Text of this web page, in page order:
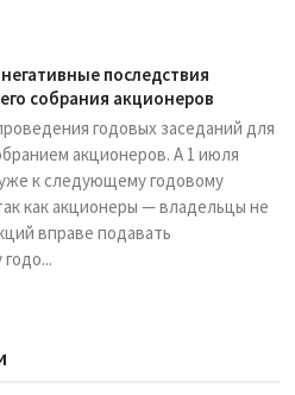
последствия
собрания акционеров
годовых заседаний для
акционеров. А 1 июля
к следующему годовому
как акционеры — владельцы не
вправе подавать